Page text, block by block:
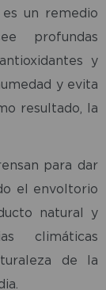
un remedio
profundas
y
y evita
resultado, la
para dar
el envoltorio
natural y
climáticas
de la